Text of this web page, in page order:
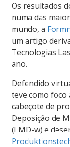
Os resultados
numa das
mundo, a
um artigo
Tecnologias
ano.
Defendido
teve como foco
cabeçote de
Deposição de
(LMD-w) e